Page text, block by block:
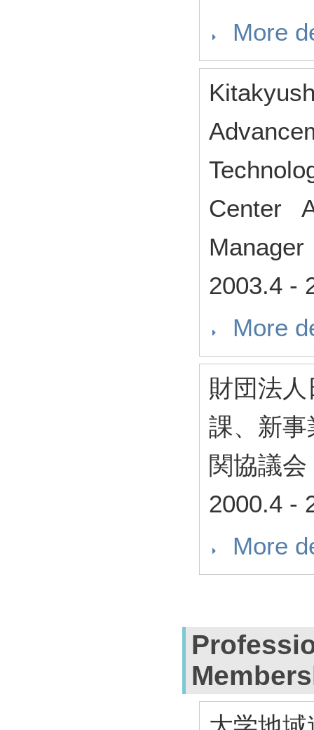
More
Center
Manager
2003.4 -
More
財団法
課、新
関協議
2000.4 -
More